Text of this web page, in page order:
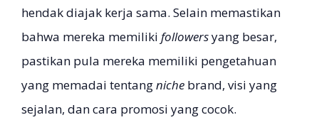
hendak diajak kerja sama. Selain memastikan
bahwa mereka memiliki followersyang besar,
pastikan pula mereka memiliki pengetahuan
yang memadai tentangniche brand, visi yang
sejalan, dan cara promosi yang cocok.